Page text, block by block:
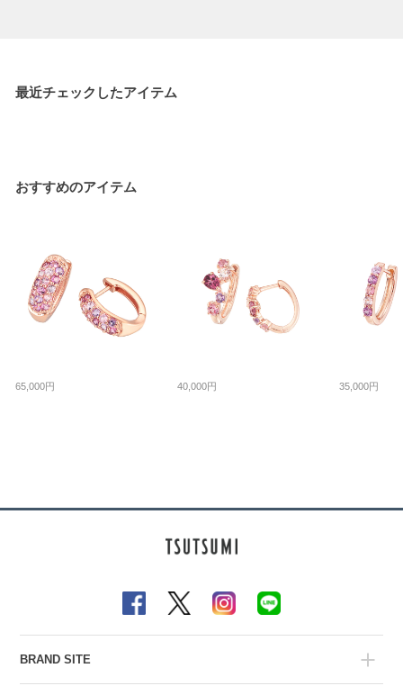
最近チェックしたアイテム
おすすめのアイテム
65,000円 40,000円 35,000円
BRAND SITE